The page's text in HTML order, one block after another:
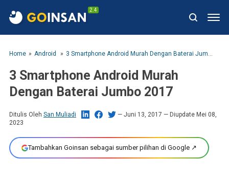
2.4
Home Android 3 Smartphone Android Murah Dengan Baterai Jumbo 2017
3 Smartphone Android Murah
Dengan Baterai Jumbo 2017
Ditulis Oleh San Muliadi Juni 13, 2017 — Diupdate Mei 08,
2023
Tambahkan Goinsan sebagai sumber pilihan di Google ↗